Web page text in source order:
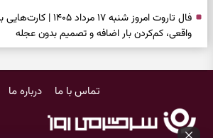
فال تاروت امروز شنبه
واقعی، کم‌کردن بار اضافه و تصمیم بدون عجله
بخوانید
تماس با ما درباره ما